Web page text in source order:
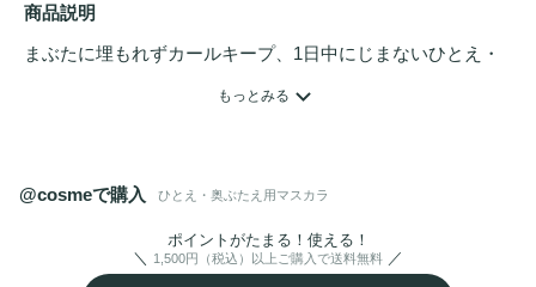
商品説明
まぶたに埋もれずカールキープ、1日中にじまないひとえ・
もとにグッと入り込み、目頭から目尻までのまつげを残さず
キャッチする「なぎなた形状」スリムブラシを採用。（販売
アイプチ ビューティ マスカラ）
もっとみる
@cosmeで購入 ひとえ・奥ぶたえ用マスカラ
ポイントがたまる！使える！
1,500円（税込）以上ご購入で送料無料